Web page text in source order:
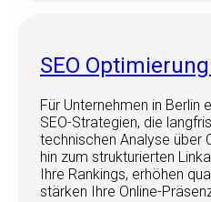
SEO
Für Unternehmen in Berlin
SEO-Strategien, die
technischen Analyse über
hin zum strukturierten
Ihre Rankings, erhöhen
stärken Ihre Online-